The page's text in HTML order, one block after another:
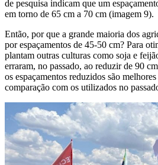
de pesquisa indicam que um
em torno de 65 cm a 70 cm (imagem 9).
Então, por que a grande maioria dos
por espaçamentos de 45-50 cm? Para
plantam outras culturas como soja e
erraram, no passado, ao reduzir de 90
os espaçamentos reduzidos são
comparação com os utilizados no